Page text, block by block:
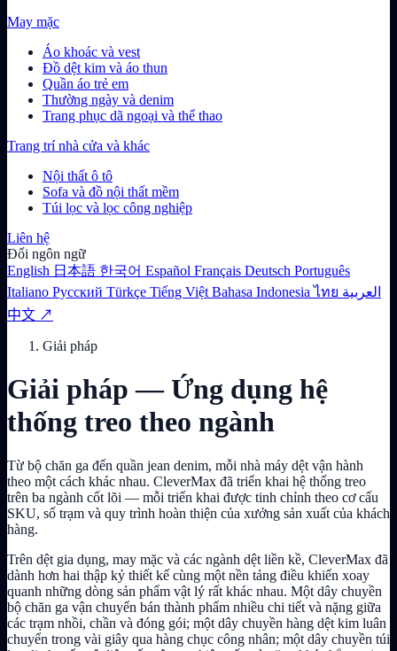
May mặc
Áo khoác và vest
Đồ dệt kim và áo thun
Quần áo trẻ em
Thường ngày và denim
Trang phục dã ngoại và thể thao
Trang trí nhà cửa và khác
Nội thất ô tô
Sofa và đồ nội thất mềm
Túi lọc và lọc công nghiệp
Liên hệ
Đổi ngôn ngữ
English 日本語 한국어 Español Français Deutsch Português
Italiano Русский Türkçe Tiếng Việt Bahasa Indonesiaไทย العربية
中文 ↗
Giải pháp
Giải pháp — Ứng dụng hệ
thống treo theo ngành
Từ bộ chăn ga đến quần jean denim, mỗi nhà máy dệt vận hành
theo một cách khác nhau. CleverMax đã triển khai hệ thống treo
trên ba ngành cốt lõi — mỗi triển khai được tinh chỉnh theo cơ cấu
SKU, số trạm và quy trình hoàn thiện của xưởng sản xuất của khách
hàng.
Trên dệt gia dụng, may mặc và các ngành dệt liền kề, CleverMax đã
dành hơn hai thập kỷ thiết kế cùng một nền tảng điều khiển xoay
quanh những dòng sản phẩm vật lý rất khác nhau. Một dây chuyền
bộ chăn ga vận chuyển bán thành phẩm nhiều chi tiết và nặng giữa
các trạm nhồi, chần và đóng gói; một dây chuyền hàng dệt kim luân
chuyển trong vài giây qua hàng chục công nhân; một dây chuyền túi